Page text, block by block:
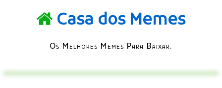
Casa dos Memes
Os Melhores Memes Para Baixar.